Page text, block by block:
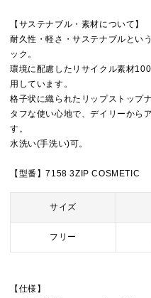
【サステナブル・素材について】
耐久性・軽さ・サステナブルとい
ック。
環境に配慮したリサイクル素材
用しています。
格子状に織られたリップストップ
タフな使い心地で、デイリーから
す。
水洗い(手洗い)可。
【型番】7158 3ZIP COSMETIC
サイズ
フリー
【仕様】